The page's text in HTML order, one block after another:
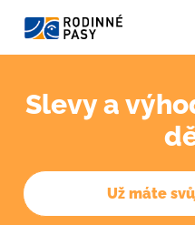
Slevy a
Už máte